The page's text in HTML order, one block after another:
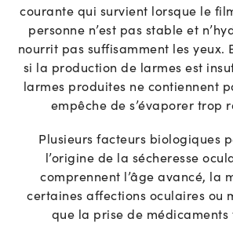
courante qui survient lorsque le
personne n’est pas stable et
nourrit pas suffisamment les yeux.
si la production de larmes est
larmes produites ne contiennent
empêche de s’évaporer trop
Plusieurs facteurs biologiques
l’origine de la sécheresse
comprennent l’âge avancé, la
certaines affections oculaires ou
que la prise de médicaments